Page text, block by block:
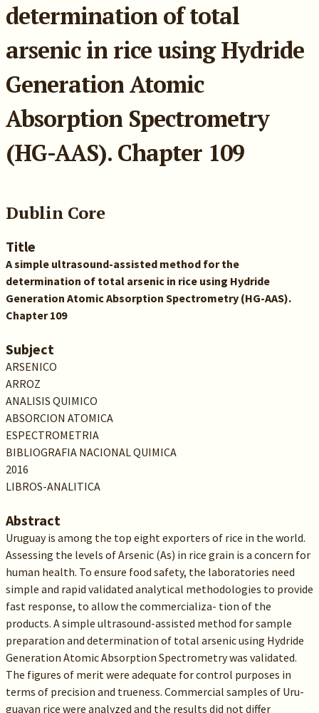
determination of total
arsenic in rice using Hydride
Generation Atomic
Absorption Spectrometry
(HG-AAS). Chapter 109
Dublin Core
Title
A simple ultrasound-assisted method for the
determination of total arsenic in rice using Hydride
Generation Atomic Absorption Spectrometry (HG-AAS).
Chapter 109
Subject
ARSENICO
ARROZ
ANALISIS QUIMICO
ABSORCION ATOMICA
ESPECTROMETRIA
BIBLIOGRAFIA NACIONAL QUIMICA
2016
LIBROS-ANALITICA
Abstract
Uruguay is among the top eight exporters of rice in the world.
Assessing the levels of Arsenic (As) in rice grain is a concern for
human health. To ensure food safety, the laboratories need
simple and rapid validated analytical methodologies to provide
fast response, to allow the commercializa- tion of the
products. A simple ultrasound-assisted method for sample
preparation and determination of total arsenic using Hydride
Generation Atomic Absorption Spectrometry was validated.
The figures of merit were adequate for control purposes in
terms of precision and trueness. Commercial samples of Uru-
guayan rice were analyzed and the results did not differ